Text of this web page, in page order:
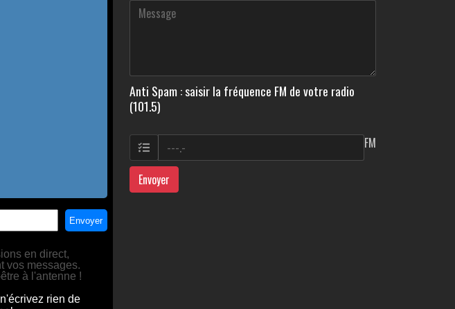
Anti Spam : saisir la fréquence FM de votre radio
(101.5)
FM
Envoyer